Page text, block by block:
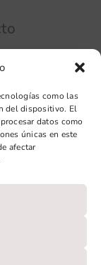
como las
del dispositivo. El
datos como
únicas en este
afectar
706 51 69